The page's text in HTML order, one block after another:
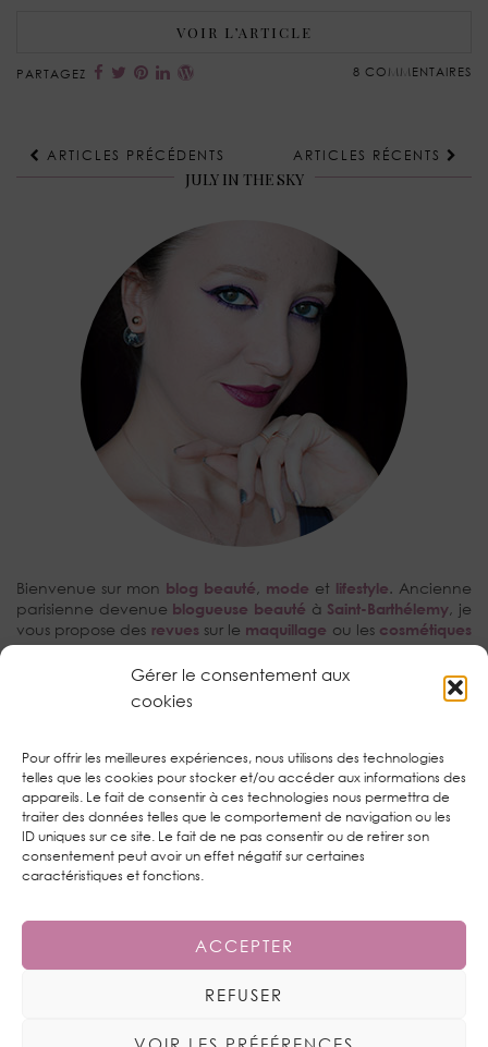
Gérer le consentement aux
cookies
Pour offrir les meilleures expériences, nous utilisons des technologies
telles que les cookies pour stocker et/ou accéder aux informations des
appareils. Le fait de consentir à ces technologies nous permettra de
traiter des données telles que le comportement de navigation ou les
ID uniques sur ce site. Le fait de ne pas consentir ou de retirer son
consentement peut avoir un effet négatif sur certaines
caractéristiques et fonctions.
ACCEPTER
REFUSER
VOIR L’ARTICLE
PARTAGEZ 8 COMMENTAIRES
ARTICLES PRÉCÉDENTS ARTICLES RÉCENTS
JULY IN THE SKY
Bienvenue sur mon blog beauté, mode et lifestyle. Ancienne
parisienne devenue blogueuse beauté à Saint-Barthélemy, je
vous propose des revues sur le maquillage ou les cosmétiques
avec une prédilection pour lestutoriels make-upet la
INSTAGRAM| 1592